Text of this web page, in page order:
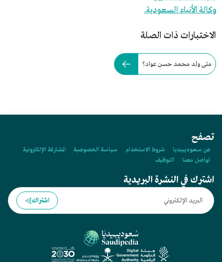
وكالة الأنباء السعودية.
الاختبارات ذات الصلة
متى ولد محمد حسن عواد؟
تصفح
عن سعوديبيديا شروط الاستخدام سياسة الخصوصية
المشاركة الإلكترونية
تواصل معنا
التوظيف
اشترك في النشرة البريدية
اشتراك